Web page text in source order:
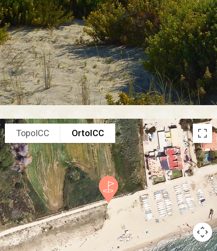
TopoICC OrtoICC